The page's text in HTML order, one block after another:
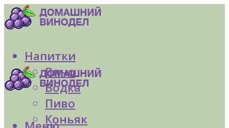
Напитки
Вино
Водка
Пиво
Коньяк